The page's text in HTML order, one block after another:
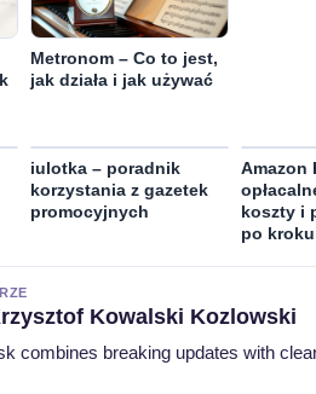
Metronom – Co to jest,
jak działa i jak używać
iulotka – poradnik
korzystania z gazetek
promocyjnych
Amazon
koszty i
po kroku
Kowalski Kozlowski
combines breaking updates with